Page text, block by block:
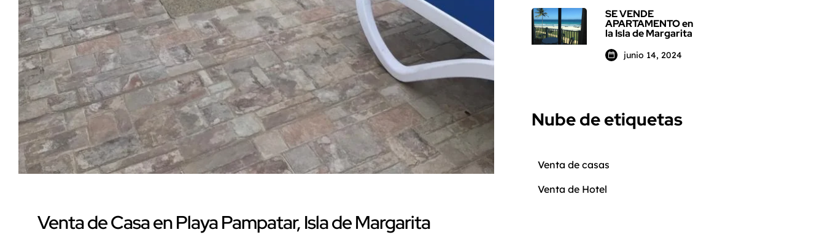
Venta de Casa en Playa Pampatar, Isla de Margarita
SE VENDE
APARTAMENTO en
la Isla de Margarita
junio 14, 2024
Nube de etiquetas
Venta de casas
Venta de Hotel